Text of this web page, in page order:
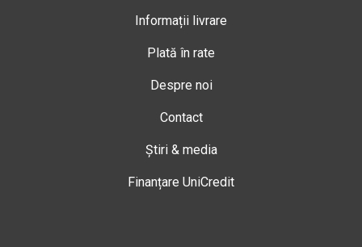
Informații livrare
Plată în rate
Despre noi
Contact
Știri & media
Finanțare UniCredit